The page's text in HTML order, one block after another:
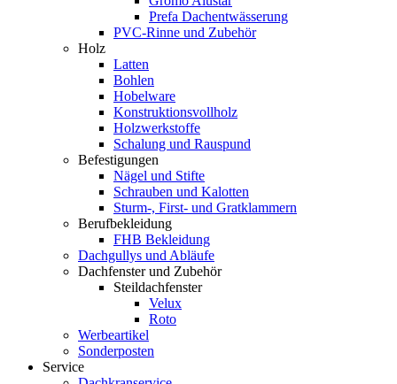
Prefa Dachentwässerung
PVC-Rinne und Zubehör
Holz
Latten
Bohlen
Hobelware
Konstruktionsvollholz
Holzwerkstoffe
Schalung und Rauspund
Befestigungen
Nägel und Stifte
Schrauben und Kalotten
Sturm-, First- und Gratklammern
Berufbekleidung
FHB Bekleidung
Dachgullys und Abläufe
Dachfenster und Zubehör
Steildachfenster
Velux
Roto
Werbeartikel
Sonderposten
Service